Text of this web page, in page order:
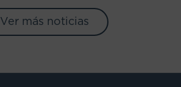
Ver más noticias